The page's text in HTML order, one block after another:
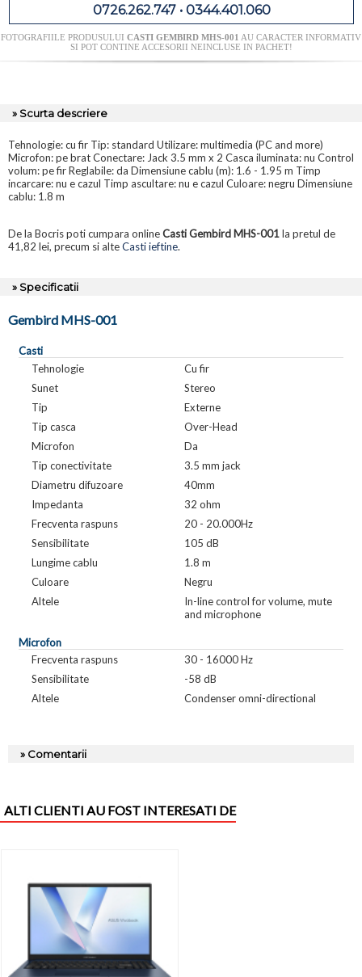
0726.262.747 • 0344.401.060
FOTOGRAFIILE PRODUSULUI CASTI GEMBIRD MHS-001 AU CARACTER INFORMATIV
SI POT CONTINE ACCESORII NEINCLUSE IN PACHET!
» Scurta descriere
Tehnologie: cu fir Tip: standard Utilizare: multimedia (PC and more)
Microfon: pe brat Conectare: Jack 3.5 mm x 2 Casca iluminata: nu Control
volum: pe fir Reglabile: da Dimensiune cablu (m): 1.6 - 1.95 m Timp
incarcare: nu e cazul Timp ascultare: nu e cazul Culoare: negru Dimensiune
cablu: 1.8 m
De la Bocris poti cumpara onlineCasti Gembird MHS-001la pretul de
41,82 lei, precum si alteCasti ieftine.
» Specificatii
Gembird MHS-001
Casti
Tehnologie
Cu fir
Sunet
Stereo
Tip
Externe
Tip casca
Over-Head
Microfon
Da
Tip conectivitate
3.5 mm jack
Diametru difuzoare
40mm
Impedanta
32 ohm
Frecventa raspuns
20 - 20.000Hz
Sensibilitate
105 dB
Lungime cablu
1.8 m
Culoare
Negru
Altele
In-line control for volume, mute
and microphone
Microfon
Frecventa raspuns
30 - 16000 Hz
Sensibilitate
-58 dB
Altele
Condenser omni-directional
» Comentarii
ALTI CLIENTI AU FOST INTERESATI DE